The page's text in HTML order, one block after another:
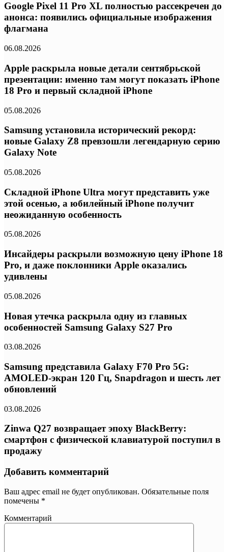
Google Pixel 11 Pro XL полностью рассекречен до
анонса: появились официальные изображения
флагмана
06.08.2026
Apple раскрыла новые детали сентябрьской
презентации: именно там могут показать iPhone
18 Pro и первый складной iPhone
05.08.2026
Samsung установила исторический рекорд:
новые Galaxy Z8 превзошли легендарную серию
Galaxy Note
05.08.2026
Складной iPhone Ultra могут представить уже
этой осенью, а юбилейный iPhone получит
неожиданную особенность
05.08.2026
Инсайдеры раскрыли возможную цену iPhone 18
Pro, и даже поклонники Apple оказались
удивлены
05.08.2026
Новая утечка раскрыла одну из главных
особенностей Samsung Galaxy S27 Pro
03.08.2026
Samsung представила Galaxy F70 Pro 5G:
AMOLED-экран 120 Гц, Snapdragon и шесть лет
обновлений
03.08.2026
Zinwa Q27 возвращает эпоху BlackBerry:
смартфон с физической клавиатурой поступил в
продажу
Добавить комментарий
Ваш адрес email не будет опубликован. Обязательные поля
помечены *
Комментарий